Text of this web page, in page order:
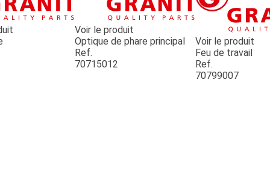
Voir le produit
Optique de phare principal
Ref.
70715012
Voir le produit
Feu de travail
Ref.
70799007